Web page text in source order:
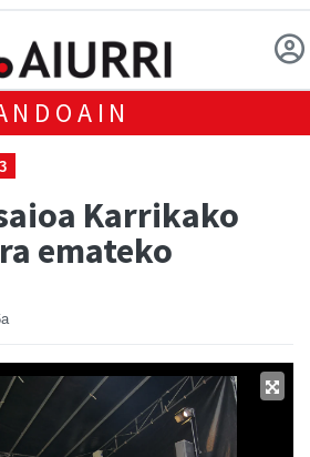
Karrikako
emateko